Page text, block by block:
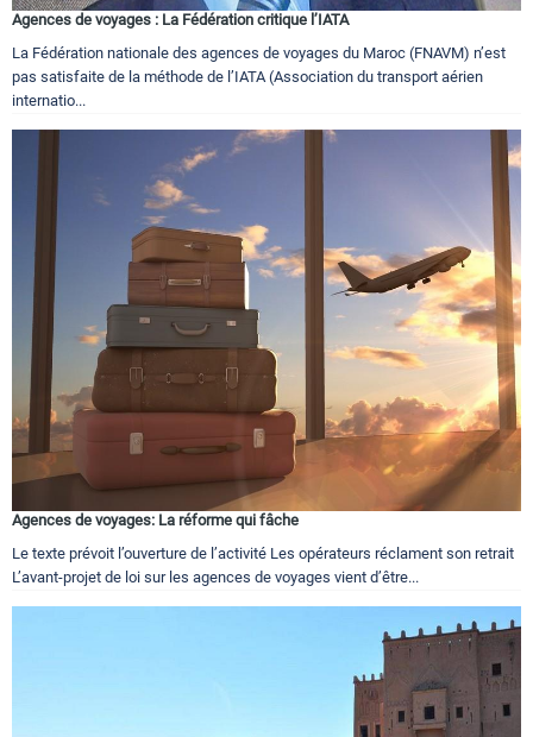
Agences de voyages : La Fédération critique l’IATA
La Fédération nationale des agences de voyages du Maroc (FNAVM) n’est
pas satisfaite de la méthode de l’IATA (Association du transport aérien
internatio...
Agences de voyages: La réforme qui fâche
Le texte prévoit l’ouverture de l’activité Les opérateurs réclament son retrait
L’avant-projet de loi sur les agences de voyages vient d’être...